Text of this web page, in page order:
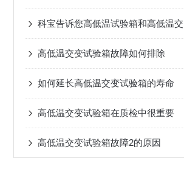
高低温交变试验箱故障如何排除
如何延长高低温交变试验箱的寿命
高低温交变试验箱在质检中很重要
高低温交变试验箱故障2的原因